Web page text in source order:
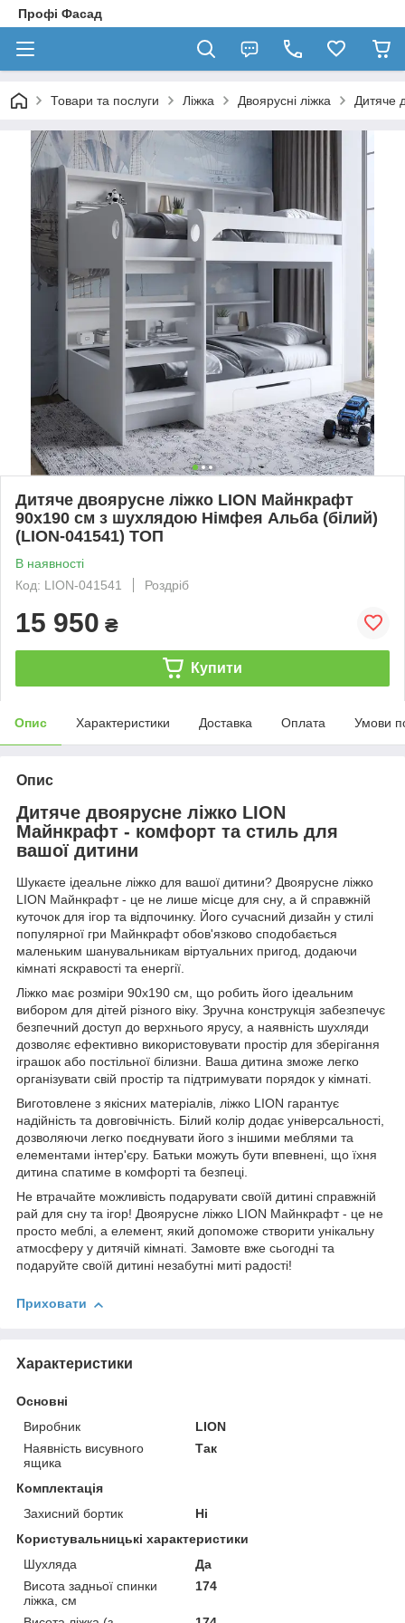
Профі Фасад
Товари та послуги Ліжка Двоярусні ліжка Дитяче
Дитяче двоярусне ліжко LION Майнкрафт
90х190 см з шухлядою Німфея Альба (білий)
(LION-041541) ТОП
В наявності
Код: LION-041541
Роздріб
15 950 ₴
Купити
Опис Характеристики Доставка Оплата Умови
Опис
Дитяче двоярусне ліжко LION
Майнкрафт - комфорт та стиль для
вашої дитини
Шукаєте ідеальне ліжко для вашої дитини? Двоярусне ліжко
LION Майнкрафт - це не лише місце для сну, а й справжній
куточок для ігор та відпочинку. Його сучасний дизайн у стилі
популярної гри Майнкрафт обов'язково сподобається
маленьким шанувальникам віртуальних пригод, додаючи
кімнаті яскравості та енергії.
Ліжко має розміри 90х190 см, що робить його ідеальним
вибором для дітей різного віку. Зручна конструкція забезпечує
безпечний доступ до верхнього ярусу, а наявність шухляди
дозволяє ефективно використовувати простір для зберігання
іграшок або постільної білизни. Ваша дитина зможе легко
організувати свій простір та підтримувати порядок у кімнаті.
Виготовлене з якісних матеріалів, ліжко LION гарантує
надійність та довговічність. Білий колір додає універсальності,
дозволяючи легко поєднувати його з іншими меблями та
елементами інтер'єру. Батьки можуть бути впевнені, що їхня
дитина спатиме в комфорті та безпеці.
Не втрачайте можливість подарувати своїй дитині справжній
рай для сну та ігор! Двоярусне ліжко LION Майнкрафт - це не
просто меблі, а елемент, який допоможе створити унікальну
атмосферу у дитячій кімнаті. Замовте вже сьогодні та
подаруйте своїй дитині незабутні миті радості!
Приховати
Характеристики
Основні
Виробник
LION
Наявність висувного
ящика
Так
Комплектація
Захисний бортик
Ні
Користувальницькі характеристики
Шухляда
Да
Висота задньої спинки
ліжка, см
174